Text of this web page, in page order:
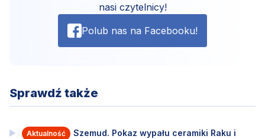
nasi czytelnicy!
Polub nas na Facebooku!
Sprawdź także
Aktualność
Szemud. Pokaz wypału ceramiki Raku i